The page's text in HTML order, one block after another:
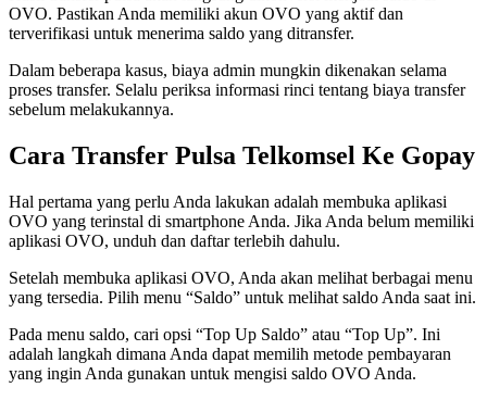
OVO. Pastikan Anda memiliki akun OVO yang aktif dan
terverifikasi untuk menerima saldo yang ditransfer.
Dalam beberapa kasus, biaya admin mungkin dikenakan selama
proses transfer. Selalu periksa informasi rinci tentang biaya transfer
sebelum melakukannya.
Cara Transfer Pulsa Telkomsel Ke Gopay
Hal pertama yang perlu Anda lakukan adalah membuka aplikasi
OVO yang terinstal di smartphone Anda. Jika Anda belum memiliki
aplikasi OVO, unduh dan daftar terlebih dahulu.
Setelah membuka aplikasi OVO, Anda akan melihat berbagai menu
yang tersedia. Pilih menu “Saldo” untuk melihat saldo Anda saat ini.
Pada menu saldo, cari opsi “Top Up Saldo” atau “Top Up”. Ini
adalah langkah dimana Anda dapat memilih metode pembayaran
yang ingin Anda gunakan untuk mengisi saldo OVO Anda.